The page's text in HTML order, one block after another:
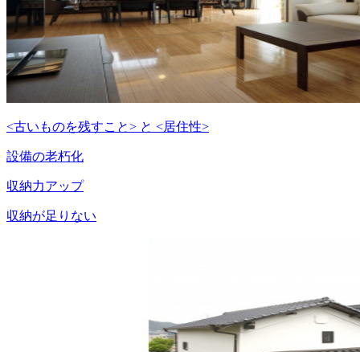
<古いものを残すこと> と <居住性>
設備の老朽化
収納力アップ
収納が足りない